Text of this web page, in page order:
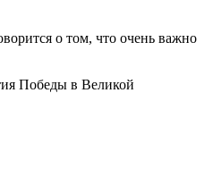
о том, что очень важно
Победы в Великой